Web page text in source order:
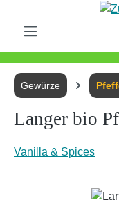
Zum Hauptinhalt
Gewürze
Langer bio
Vanilla & Spices
Bildergalerie